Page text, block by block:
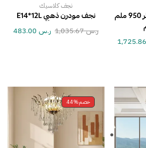
نجف شمعدان 780 قطر 950 ملم
نجف كلاسيك
نجف مودرن ذهبي E14*12L
ر.س1,035.67 ر.س
خصم44%